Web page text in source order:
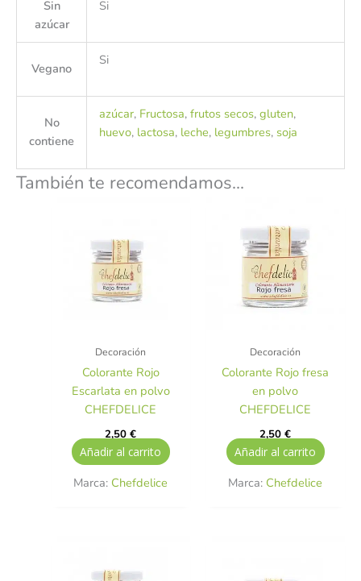
Sin
azúcar
Si
Vegano
Si
No
contiene
azúcar, Fructosa, frutos secos, gluten,
huevo, lactosa, leche, legumbres, soja
También te recomendamos…
Decoración
Colorante Rojo
Escarlata en polvo
CHEFDELICE
2,50€
Añadir al carrito
Marca: Chefdelice
Decoración
Colorante Rojo fresa
en polvo
CHEFDELICE
2,50€
Añadir al carrito
Marca: Chefdelice